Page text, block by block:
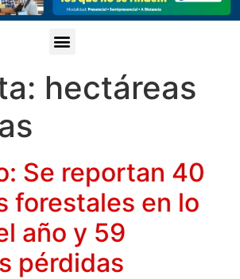
hectáreas
Se reportan 40
forestales en lo
año y 59
pérdidas